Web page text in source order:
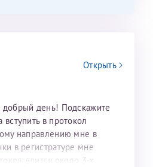
Открыть
добрый день! Подскажите
в протокол
направлению мне в
в регистратуре мне
длится около 3-х